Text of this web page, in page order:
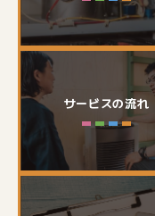
サービスの流れ